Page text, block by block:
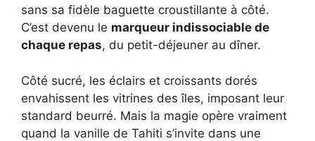
sans sa fidèle baguette croustillante à côté.
C’est devenu le marqueur indissociable de
chaque repas, du petit-déjeuner au dîner.
Côté sucré, les éclairs et croissants dorés
envahissent les vitrines des îles, imposant leur
standard beurré. Mais la magie opère vraiment
quand la vanille de Tahiti s’invite dans une